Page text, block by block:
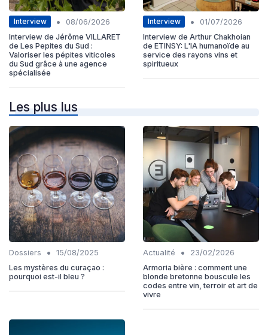
Interview •
08/06/2026
Interview de Jérôme VILLARET
de Les Pepites du Sud :
Valoriser les pépites viticoles
du Sud grâce à une agence
spécialisée
Interview •
01/07/2026
Interview de Arthur Chakhoian
de ETINSY: L'IA humanoïde au
service des rayons vins et
spiritueux
Les plus lus
Dossiers •
15/08/2025
Les mystères du curaçao :
pourquoi est-il bleu ?
Actualité •
23/02/2026
Armoria bière : comment une
blonde bretonne bouscule les
codes entre vin, terroir et art de
vivre